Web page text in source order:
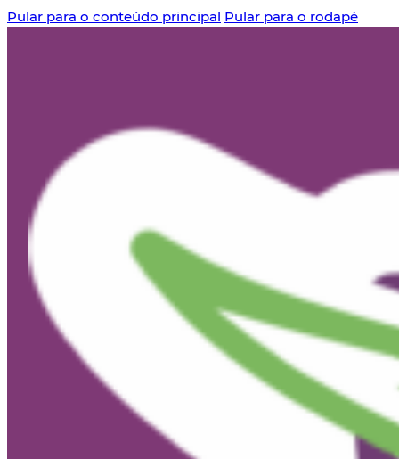
Pular para o conteúdo principal Pular para o rodapé